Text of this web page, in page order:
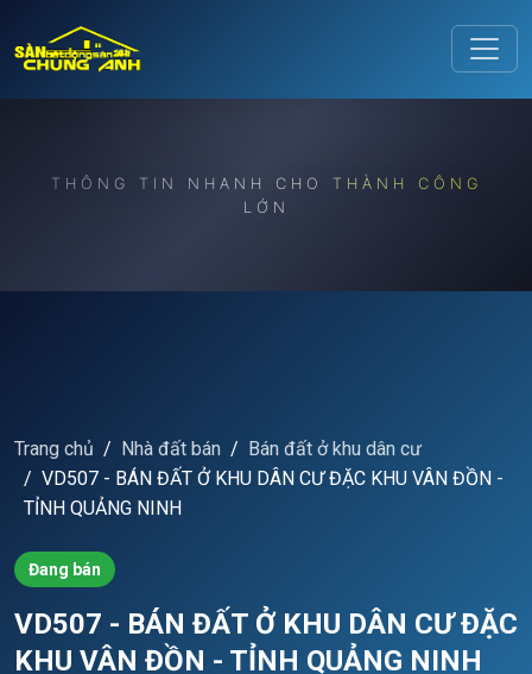
THÔNG TIN NHANH CHO THÀNH CÔNG
LỚN
Trang chủ Nhà đất bán
Bán đất ở khu dân cư
VD507 - BÁN ĐẤT Ở KHU DÂN CƯ ĐẶC KHU VÂN ĐỒN -
TỈNH QUẢNG NINH
Đang bán
VD507 - BÁN ĐẤT Ở KHU DÂN CƯ ĐẶC
KHU VÂN ĐỒN - TỈNH QUẢNG NINH